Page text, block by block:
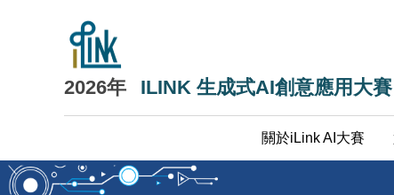
2026年 ILINK 生成式AI創意應用大賽
關於iLink AI大賽